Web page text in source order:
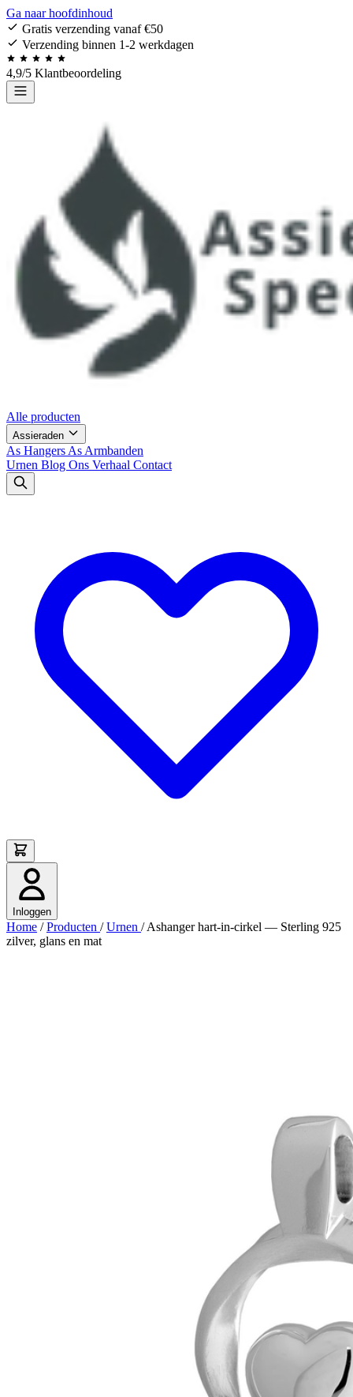
Ga naar hoofdinhoud
Gratis verzending vanaf €50
Verzending binnen 1-2 werkdagen
4,9/5 Klantbeoordeling
Alle producten
Assieraden
As Hangers As Armbanden
Urnen Blog Ons Verhaal Contact
Inloggen
Home / Producten / Urnen / Ashanger hart-in-cirkel — Sterling 925
zilver, glans en mat